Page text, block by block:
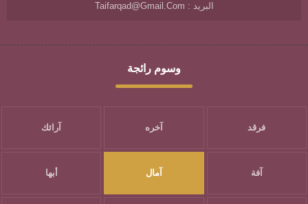
البريد : Taifarqad@gmail.com
وسوم رائجة
فرقد آخره آرائك
آفة آمال أبها